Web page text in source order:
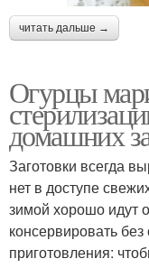
читать дальше →
Огурцы
домашних
Заготовки всегда
нет в доступе
зимой хорошо идут
консервировать
приготовления: